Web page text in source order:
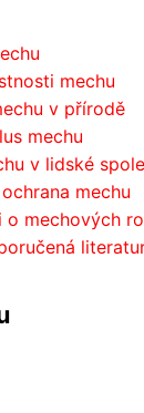
mechu
v přírodě
mechu
v lidské
mechu
o mechových